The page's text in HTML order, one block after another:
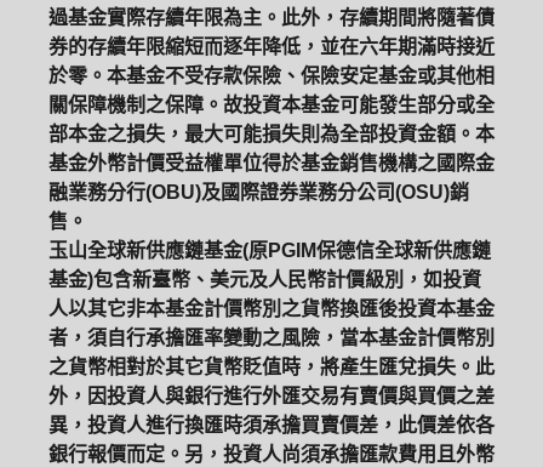
過基金實際存續年限為主。此外，存續期間將隨著債
券的存續年限縮短而逐年降低，並在六年期滿時接近
於零。本基金不受存款保險、保險安定基金或其他相
關保障機制之保障。故投資本基金可能發生部分或全
部本金之損失，最大可能損失則為全部投資金額。本
基金外幣計價受益權單位得於基金銷售機構之國際金
融業務分行(OBU)及國際證券業務分公司(OSU)銷
售。
玉山全球新供應鏈基金(原PGIM保德信全球新供應鏈
基金)包含新臺幣、美元及人民幣計價級別，如投資
人以其它非本基金計價幣別之貨幣換匯後投資本基金
者，須自行承擔匯率變動之風險，當本基金計價幣別
之貨幣相對於其它貨幣貶值時，將產生匯兌損失。此
外，因投資人與銀行進行外匯交易有賣價與買價之差
異，投資人進行換匯時須承擔買賣價差，此價差依各
銀行報價而定。另，投資人尚須承擔匯款費用且外幣